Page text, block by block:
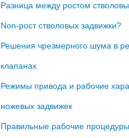
Разница между ростом
Non-рост стволовых задвижки?
Решения чрезмерного шума в
клапанах
Режимы привода и рабочие
ножевых задвижек
Правильные рабочие